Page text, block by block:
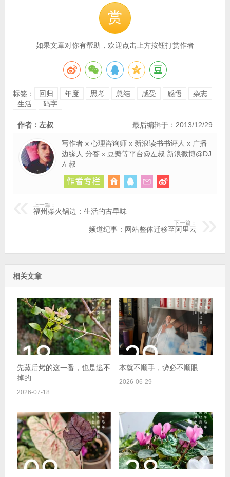
赏
如果文章对你有帮助，欢迎点击上方按钮打赏作者
标签： 回归 年度 思考 总结 感受 感悟
杂志
生活
码字
最后编辑于：2013/12/29
作者：左叔
写作者 x 心理咨询师 x 新浪读书书评人 x 广播
边缘人 分答 x 豆瓣等平台@左叔 新浪微博@DJ
左叔
上一篇：
福州柴火锅边：生活的古早味
下一篇：
频道纪事：网站整体迁移至阿里云
相关文章
先蒸后烤的这一番，也是逃不
掉的
2026-07-18
本就不顺手，势必不顺眼
2026-06-29